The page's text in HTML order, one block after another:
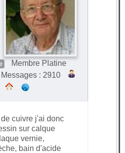
Membre Platine
Messages : 2910
cuivre j'ai donc
sur calque
vernie,
bain d'acide